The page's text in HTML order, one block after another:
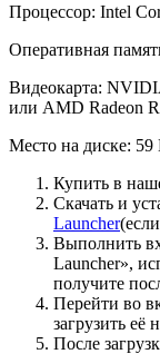
Процессор: Intel
Оперативная
Видеокарта:
или AMD Radeon
Место на диске: 59
Купить в
Скачать и
Launcher
Выполнить
Launcher»,
получите
Перейти во
загрузить её
После